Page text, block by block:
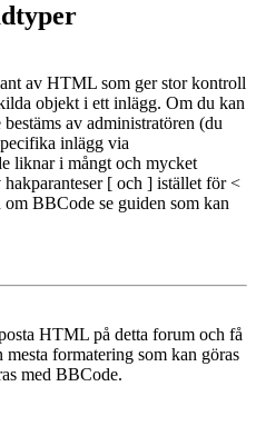
av HTML som ger stor kontroll
objekt i ett inlägg. Om du kan
av administratören (du
inlägg via
liknar i mångt och mycket
[ och ] istället för <
BBCode se guiden som kan
HTML på detta forum och få
formatering som kan göras
med BBCode.